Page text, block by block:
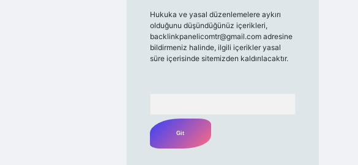
Hukuka ve yasal düzenlemelere aykırı
olduğunu düşündüğünüz içerikleri,
backlinkpanelicomtr@gmail.comadresine
bildirmeniz halinde, ilgili içerikler yasal
süre içerisinde sitemizden kaldırılacaktır.